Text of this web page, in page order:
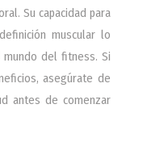
Su capacidad para
muscular lo
del fitness. Si
asegúrate de
antes de comenzar